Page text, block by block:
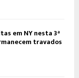
em NY nesta 3ª
travados